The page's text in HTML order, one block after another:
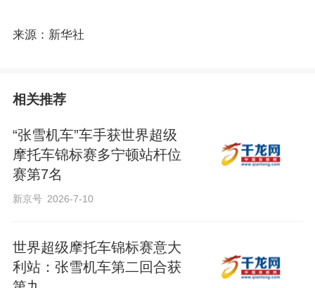
来源：新华社
相关推荐
“张雪机车”车手获世界超级
摩托车锦标赛多宁顿站杆位
赛第7名
新京号 2026-7-10
世界超级摩托车锦标赛意大
利站：张雪机车第二回合获